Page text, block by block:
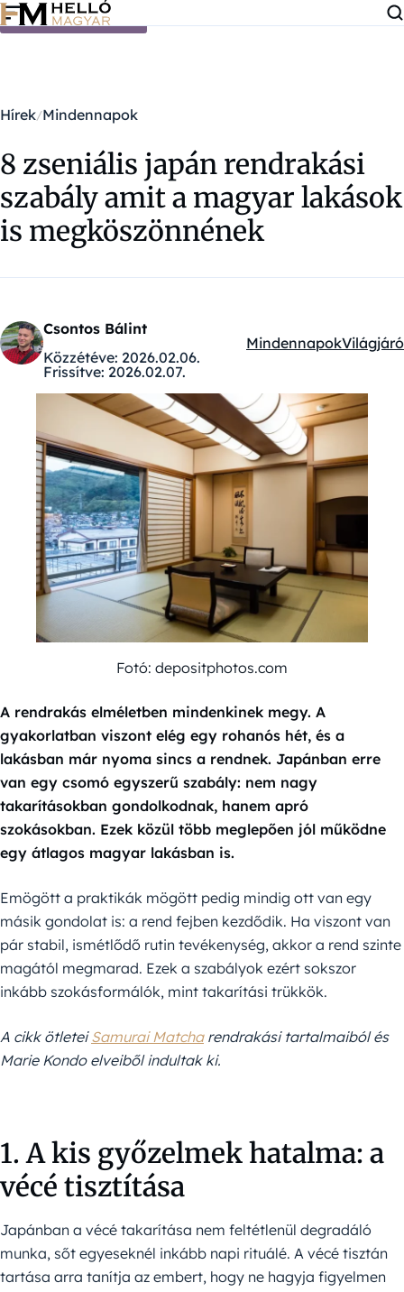
Ugrás a tartalomra
Hírek Mindennapok
8 zseniális japán rendrakási
szabály amit a magyar lakások
is megköszönnének
Csontos Bálint
Közzétéve: 2026.02.06.
Frissítve: 2026.02.07.
Kategóriák:
MindennapokVilágjáró
Fotó: depositphotos.com
A rendrakás elméletben mindenkinek megy. A
gyakorlatban viszont elég egy rohanós hét, és a
lakásban már nyoma sincs a rendnek. Japánban erre
van egy csomó egyszerű szabály: nem nagy
takarításokban gondolkodnak, hanem apró
szokásokban. Ezek közül több meglepően jól működne
egy átlagos magyar lakásban is.
Emögött a praktikák mögött pedig mindig ott van egy
másik gondolat is: a rend fejben kezdődik. Ha viszont van
pár stabil, ismétlődő rutin tevékenység, akkor a rend szinte
magától megmarad. Ezek a szabályok ezért sokszor
inkább szokásformálók, mint takarítási trükkök.
A cikk ötleteiSamurai Matcharendrakási tartalmaiból és
Marie Kondo elveiből indultak ki.
1. A kis győzelmek hatalma: a
vécé tisztítása
Japánban a vécé takarítása nem feltétlenül degradáló
munka, sőt egyeseknél inkább napi rituálé. A vécé tisztán
tartása arra tanítja az embert, hogy ne hagyja figyelmen